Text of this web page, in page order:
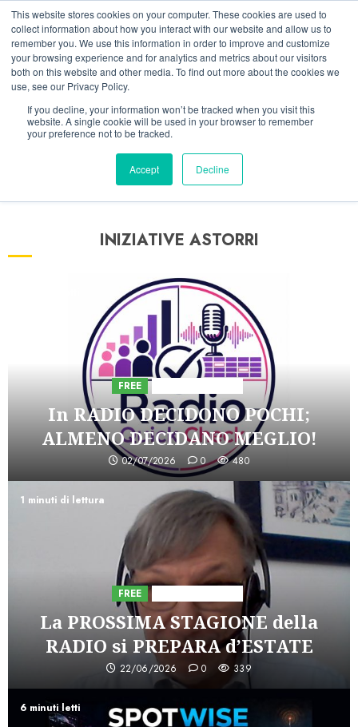
This website stores cookies on your computer. These cookies are used to
collect information about how you interact with our website and allow us to
remember you. We use this information in order to improve and customize
your browsing experience and for analytics and metrics about our visitors
both on this website and other media. To find out more about the cookies we
use, see our Privacy Policy.
If you decline, your information won’t be tracked when you visit this
website. A single cookie will be used in your browser to remember
your preference not to be tracked.
Accept Decline
Vai
contenuto
09/08/202615:15:50
LinkedinFacebook
X TelegramWhatsappMastodon
INIZIATIVE ASTORRI
FREE
In RADIO DECIDONO POCHI;
ALMENO DECIDANO MEGLIO!
02/07/2026 0 480
1 minuti di lettura
FREE
La PROSSIMA STAGIONE della
RADIO si PREPARA d’ESTATE
22/06/2026 0 339
6 minuti letti